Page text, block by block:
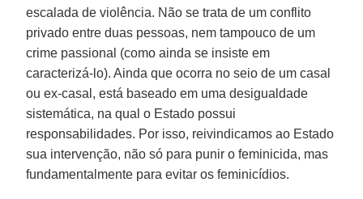
escalada de violência. Não se trata de um conflito
privado entre duas pessoas, nem tampouco de um
crime passional (como ainda se insiste em
caracterizá-lo). Ainda que ocorra no seio de um casal
ou ex-casal, está baseado em uma desigualdade
sistemática, na qual o Estado possui
responsabilidades. Por isso, reivindicamos ao Estado
sua intervenção, não só para punir o feminicida, mas
fundamentalmente para evitar os feminicídios.